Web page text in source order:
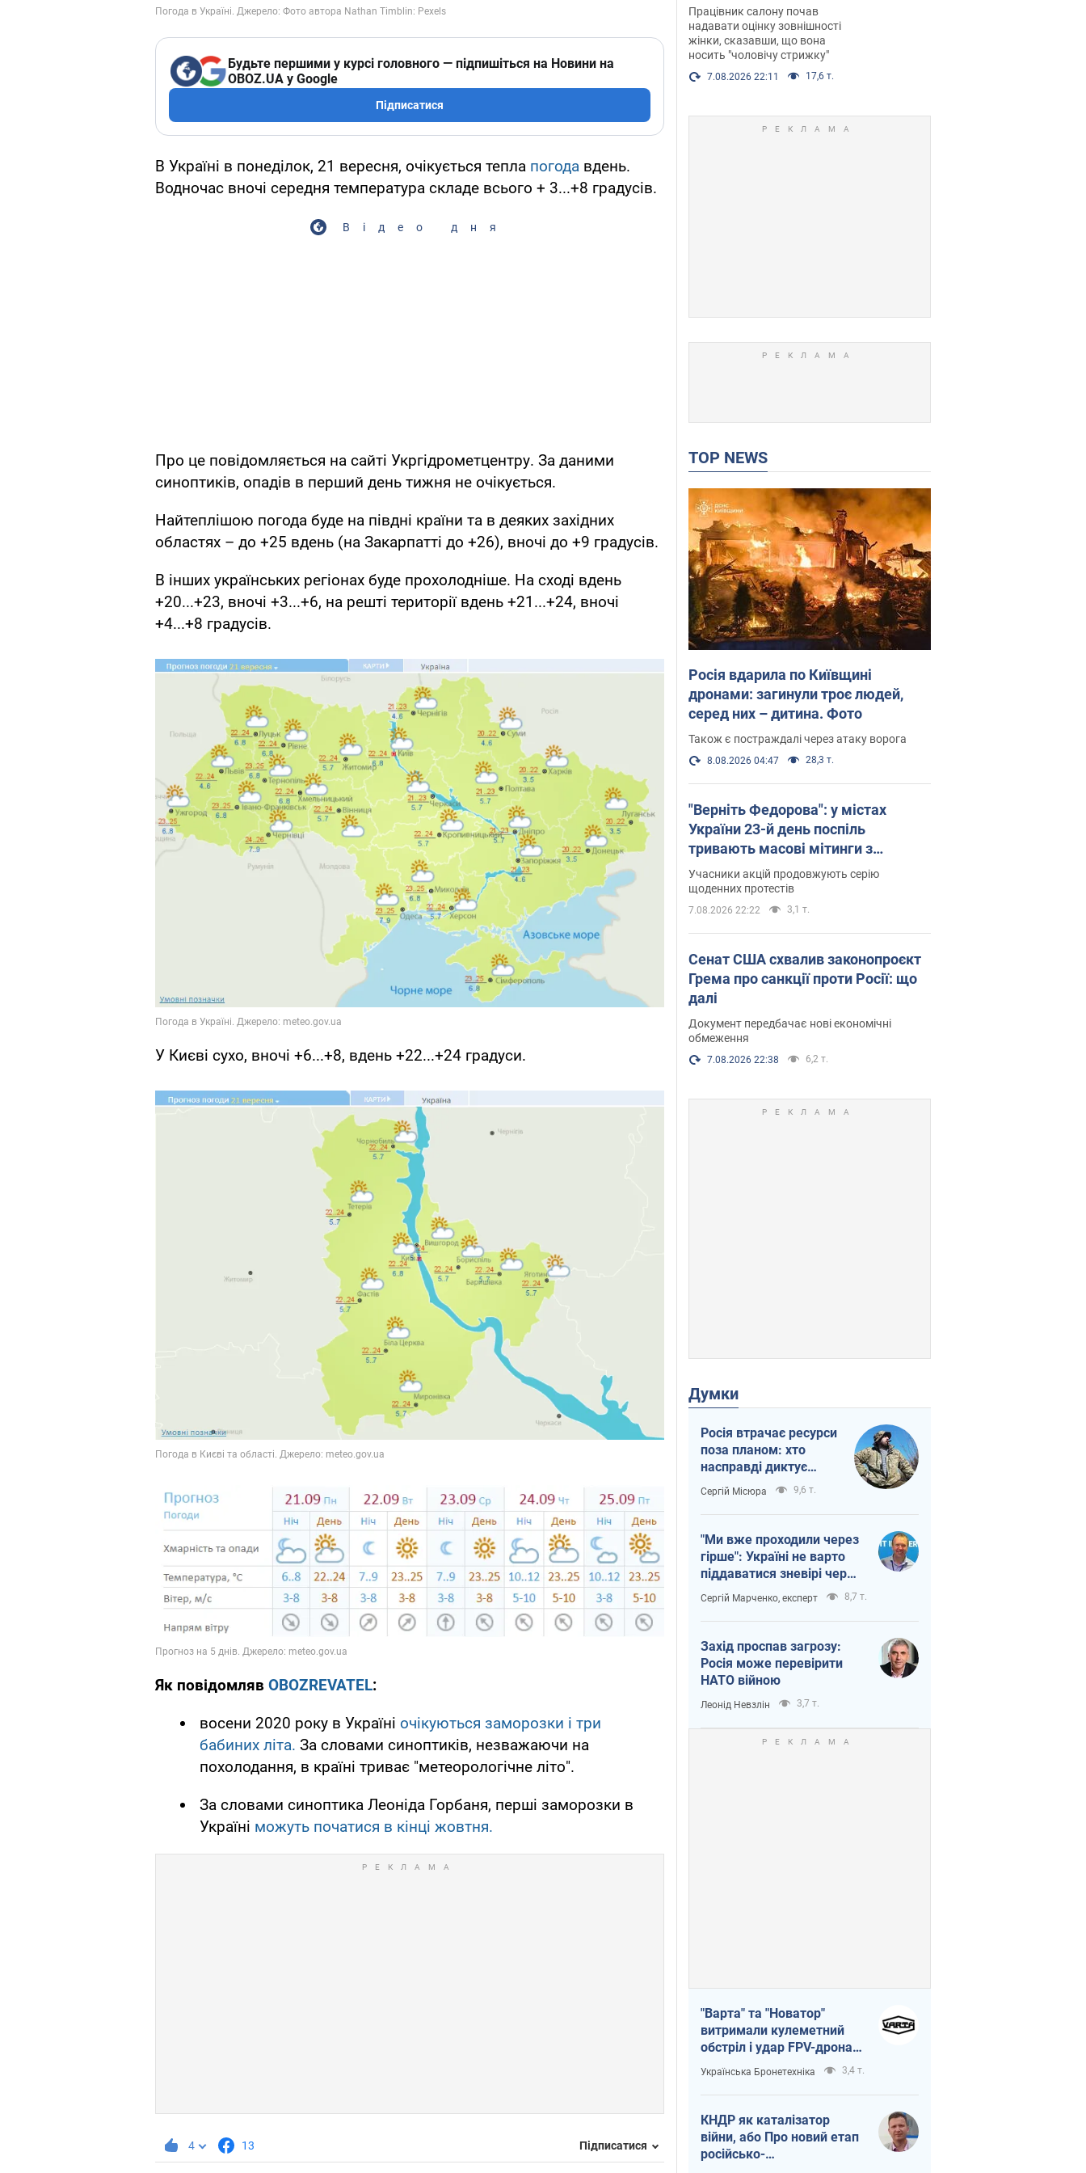
Будьте першими у курсі головного — підпишіться на Новини на
OBOZ.UA у Google
Підписатися
В Україні в понеділок, 21 вересня, очікується тепла погода вдень.
Водночас вночі середня температура складе всього + 3...+8 градусів.
Відео дня
Про це повідомляється на сайті Укргідрометцентру. За даними
синоптиків, опадів в перший день тижня не очікується.
Найтеплішою погода буде на півдні країни та в деяких західних
областях – до +25 вдень (на Закарпатті до +26), вночі до +9 градусів.
В інших українських регіонах буде прохолодніше. На сході вдень
+20...+23, вночі +3...+6, на решті території вдень +21...+24, вночі
+4...+8 градусів.
У Києві сухо, вночі +6...+8, вдень +22...+24 градуси.
Як повідомляв OBOZREVATEL:
восени 2020 року в Україні очікуються заморозки і три
бабиних літа. За словами синоптиків, незважаючи на
похолодання, в країні триває "метеорологічне літо".
За словами синоптика Леоніда Горбаня, перші заморозки в
Україні можуть початися в кінці жовтня.
4 13 Підписатися
після хімієтерапії,
розгорівся скандал.
Фото
Працівник салону почав
надавати оцінку зовнішності
жінки, сказавши, що вона
носить "чоловічу стрижку"
7.08.2026 22:11 17,6 т.
TOP NEWS
Росія вдарила по Київщині
дронами: загинули троє людей,
серед них – дитина. Фото
Також є постраждалі через атаку ворога
8.08.2026 04:47 28,3 т.
"Верніть Федорова": у містах
України 23-й день поспіль
тривають масові мітинги з
картонками. Фото і відео
Учасники акцій продовжують серію
щоденних протестів
7.08.2026 22:22 3,1 т.
Сенат США схвалив законопроєкт
Грема про санкції проти Росії: що
далі
Документ передбачає нові економічні
обмеження
7.08.2026 22:38 6,2 т.
Думки
Росія втрачає ресурси
поза планом: хто
насправді диктує
темп війни
Сергій Місюра 9,6 т.
"Ми вже проходили через
гірше": Україні не варто
піддаватися зневірі через
ракетний терор
Сергій Марченко, експерт 8,7 т.
Захід проспав загрозу:
Росія може перевірити
НАТО війною
Леонід Невзлін 3,7 т.
"Варта" та "Новатор"
витримали кулеметний
обстріл і удар FPV-дрона,
врятувавши життя
офіцеру ЗСУ
Українська Бронетехніка 3,4 т.
КНДР як каталізатор
війни, або Про новий етап
російсько-